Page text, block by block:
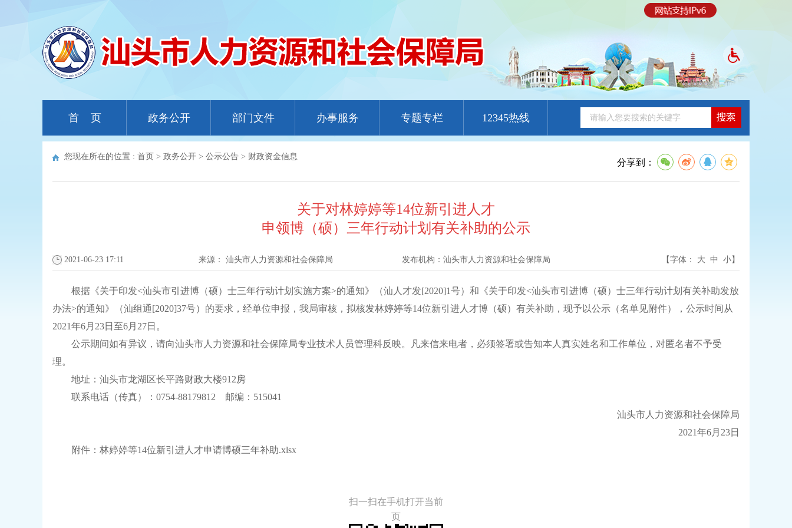
首 页 政务公开 部门文件 办事服务 专题专栏 12345热线
您现在所在的位置 : 首页 > 政务公开 > 公示公告 > 财政资金信息
分享到：
关于对林婷婷等14位新引进人才
申领博（硕）三年行动计划有关补助的公示
2021-06-23 17:11 来源： 汕头市人力资源和社会保障局 发布机构： 汕头市人力资源和社会保障局 【字体： 大 中 小】
根据《关于印发<汕头市引进博（硕）士三年行动计划实施方案>的通知》（汕人才发[2020]1号）和《关于印发<汕头市引进博（硕）士三年行动计划有关补助发放
办法>的通知》（汕组通[2020]37号）的要求，经单位申报，我局审核，拟核发林婷婷等14位新引进人才博（硕）有关补助，现予以公示（名单见附件），公示时间从
2021年6月23日至6月27日。
公示期间如有异议，请向汕头市人力资源和社会保障局专业技术人员管理科反映。凡来信来电者，必须签署或告知本人真实姓名和工作单位，对匿名者不予受
理。
地址：汕头市龙湖区长平路财政大楼912房
联系电话（传真）：0754-88179812 邮编：515041
汕头市人力资源和社会保障局
2021年6月23日
附件： 林婷婷等14位新引进人才申请博硕三年补助.xlsx
扫一扫在手机打开当前
页